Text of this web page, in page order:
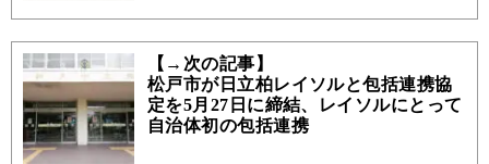
【→次の記事】
松戸市が日立柏レイソルと包括連携協
定を5月27日に締結、レイソルにとって
自治体初の包括連携